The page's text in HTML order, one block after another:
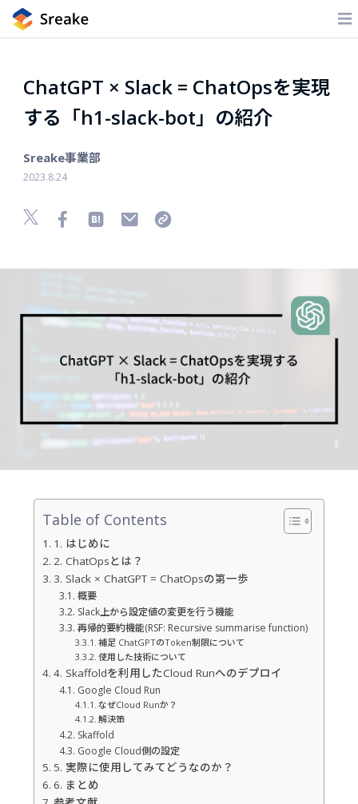
ChatGPT × Slack = ChatOpsを実現
する「h1-slack-bot」の紹介
Sreake事業部
2023.8.24
Table of Contents
1. はじめに
2. ChatOpsとは？
3. Slack × ChatGPT = ChatOpsの第一歩
概要
Slack上から設定値の変更を行う機能
再帰的要約機能(RSF: Recursive summarise function)
補足 ChatGPTのToken制限について
使用した技術について
4. Skaffoldを利用したCloud Runへのデプロイ
Google Cloud Run
なぜCloud Runか？
解決策
Skaffold
Google Cloud側の設定
5. 実際に使用してみてどうなのか？
6. まとめ